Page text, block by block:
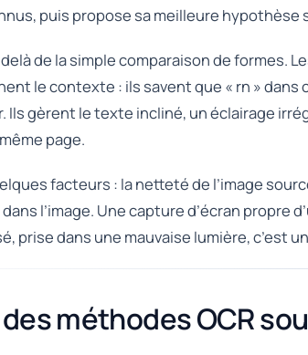
puis propose sa meilleure hypothèse
delà de la simple comparaison de
le contexte : ils savent que « rn »
Ils gèrent le texte incliné, un éclairage
page.
facteurs : la netteté de l’image
l’image. Une capture d’écran
prise dans une mauvaise lumière, c’est
méthodes OCR